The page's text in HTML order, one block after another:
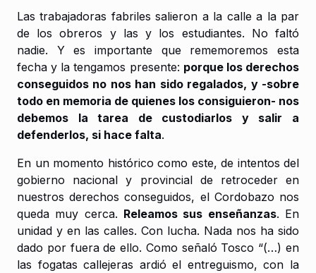
Las trabajadoras fabriles salieron a la calle a la par
de los obreros y las y los estudiantes. No faltó
nadie. Y es importante que rememoremos esta
fecha y la tengamos presente: porque los derechos
conseguidos no nos han sido regalados, y -sobre
todo en memoria de quienes los consiguieron- nos
debemos la tarea de custodiarlos y salir a
defenderlos, si hace falta.
En un momento histórico como este, de intentos del
gobierno nacional y provincial de retroceder en
nuestros derechos conseguidos, el Cordobazo nos
queda muy cerca. Releamos sus enseñanzas. En
unidad y en las calles. Con lucha. Nada nos ha sido
dado por fuera de ello. Como señaló Tosco “(…) en
las fogatas callejeras ardió el entreguismo, con la